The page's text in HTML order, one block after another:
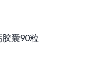
囊90粒